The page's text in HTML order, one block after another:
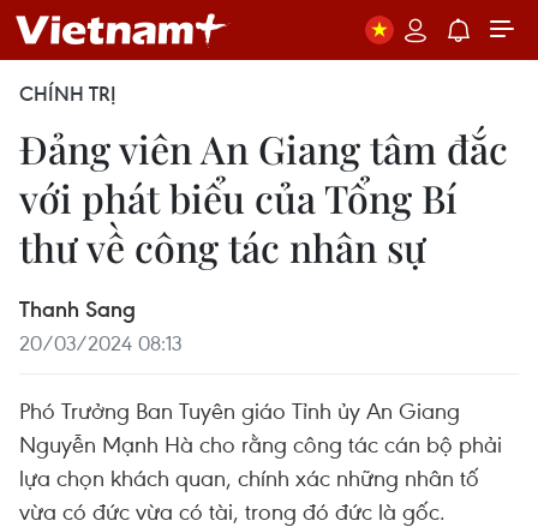
CHÍNH TRỊ
Đảng viên An Giang tâm đắc
với phát biểu của Tổng Bí
thư về công tác nhân sự
Thanh Sang
20/03/2024 08:13
Phó Trưởng Ban Tuyên giáo Tỉnh ủy An Giang
Nguyễn Mạnh Hà cho rằng công tác cán bộ phải
lựa chọn khách quan, chính xác những nhân tố
vừa có đức vừa có tài, trong đó đức là gốc.